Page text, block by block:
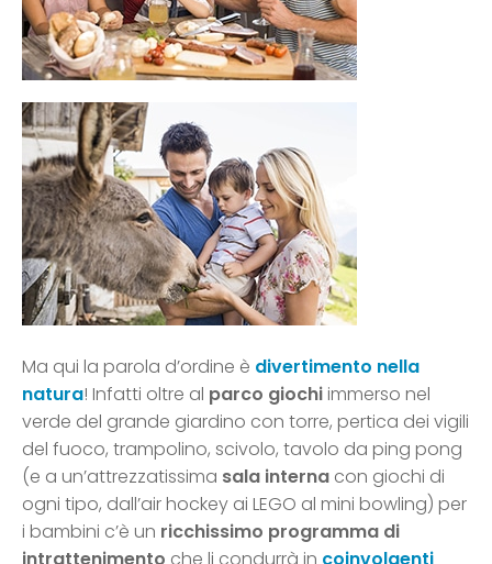
Ma qui la parola d’ordine è divertimento nella
natura! Infatti oltre al parco giochiimmerso nel
verde del grande giardino con torre, pertica dei vigili
del fuoco, trampolino, scivolo, tavolo da ping pong
(e a un’attrezzatissima sala interna con giochi di
ogni tipo, dall’air hockey ai LEGO al mini bowling) per
i bambini c’è un ricchissimo programma di
intrattenimento che li condurrà in coinvolgenti